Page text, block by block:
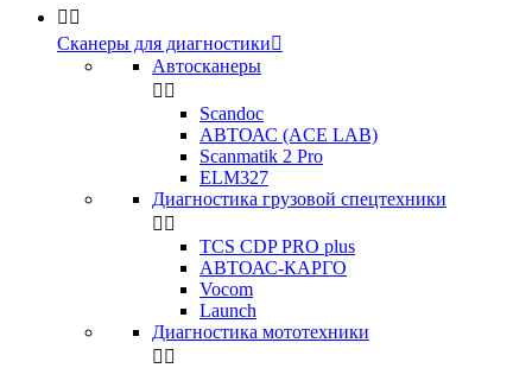
 
Сканеры для диагностики
Автосканеры
 
Scandoc
АВТОАС (ACE LAB)
Scanmatik 2 Pro
ELM327
Диагностика грузовой спецтехники
 
TCS CDP PRO plus
АВТОАС-КАРГО
Vocom
Launch
Диагностика мототехники
 